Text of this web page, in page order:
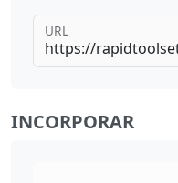
URL
INCORPORAR